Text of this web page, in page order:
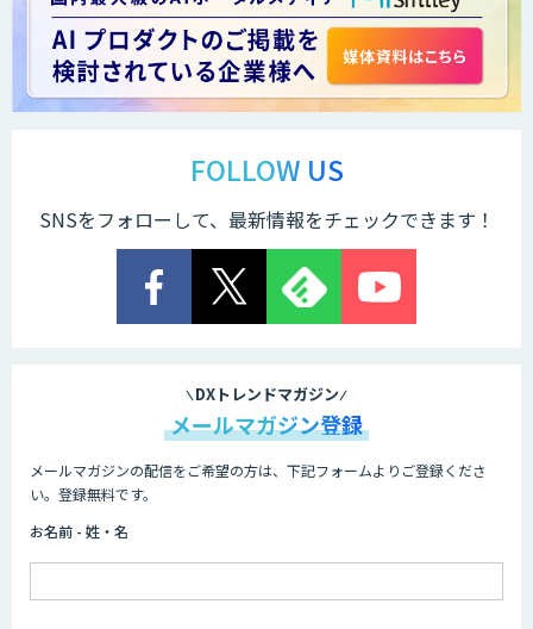
FOLLOW US
SNSをフォローして、最新情報をチェックできます！
DXトレンドマガジン
メールマガジン登録
メールマガジンの配信をご希望の方は、下記フォームよりご登録くださ
い。登録無料です。
お名前 - 姓・名